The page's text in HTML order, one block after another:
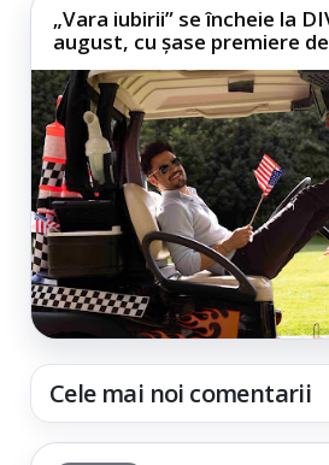
„Vara iubirii” se încheie la
august, cu șase premiere
Cele mai noi comentarii